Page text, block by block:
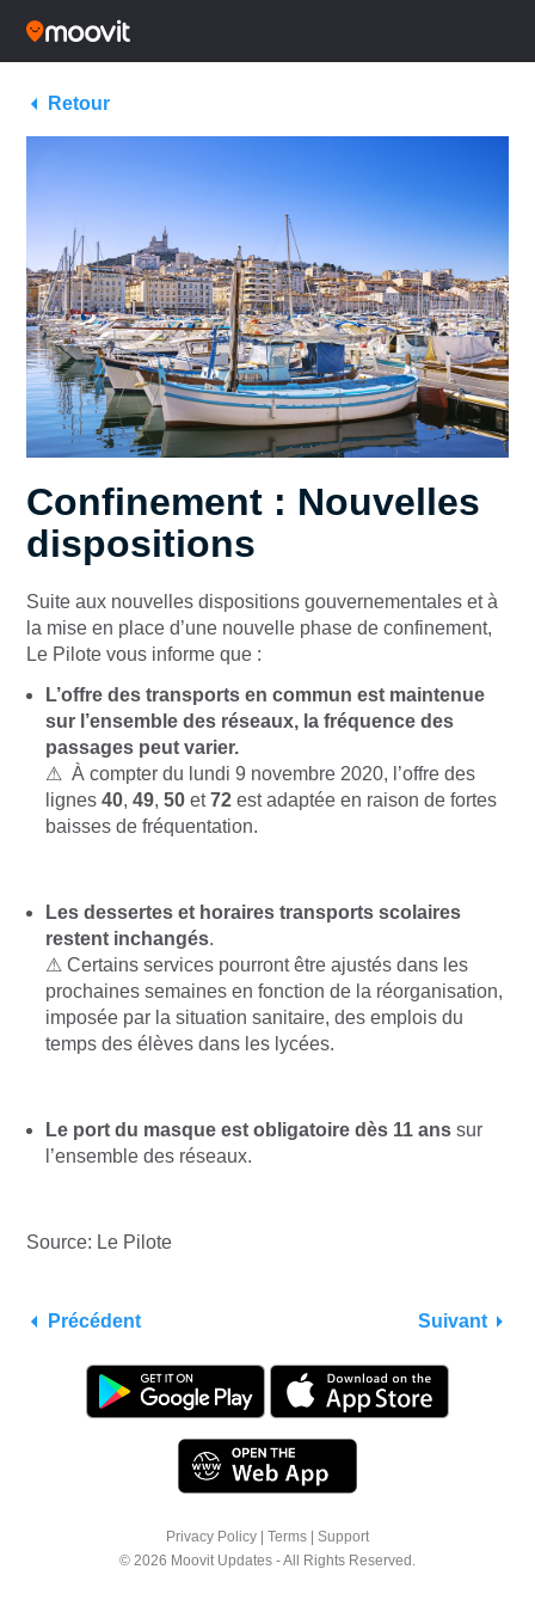
Retour
Confinement : Nouvelles
dispositions
Suite aux nouvelles dispositions gouvernementales et à
la mise en place d’une nouvelle phase de confinement,
Le Pilote vous informe que :
L’offre des transports en commun est maintenue
sur l’ensemble des réseaux, la fréquence des
passages peut varier.
⚠ À compter du lundi 9 novembre 2020, l’offre des
lignes 40, 49, 50 et72 est adaptée en raison de fortes
baisses de fréquentation.
Les dessertes et horaires transports scolaires
restent inchangés.
⚠ Certains services pourront être ajustés dans les
prochaines semaines en fonction de la réorganisation,
imposée par la situation sanitaire, des emplois du
temps des élèves dans les lycées.
Le port du masque est obligatoire dès 11 ans sur
l’ensemble des réseaux.
Source: Le Pilote
Précédent Suivant
Privacy Policy Terms
Support
© 2026 Moovit Updates - All Rights Reserved.